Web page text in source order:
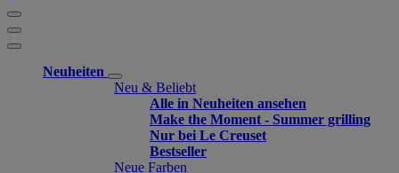
Neuheiten
Neu & Beliebt
Alle in Neuheiten ansehen
Make the Moment - Summer grilling
Nur bei Le Creuset
Bestseller
Neue Farben